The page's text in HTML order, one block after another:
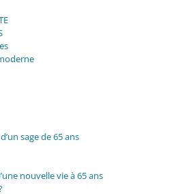
sage de 65 ans
nouvelle vie à 65 ans